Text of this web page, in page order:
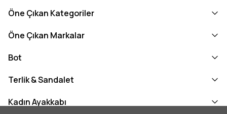
Öne Çıkan Kategoriler
Öne Çıkan Markalar
Bot
Terlik & Sandalet
Kadın Ayakkabı